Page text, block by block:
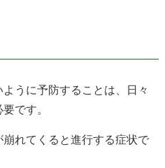
うに予防することは、日々
です。
れてくると進行する症状で